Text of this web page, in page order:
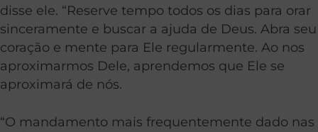
disse ele. “Reserve tempo todos os dias para orar
sinceramente e buscar a ajuda de Deus. Abra seu
coração e mente para Ele regularmente. Ao nos
aproximarmos Dele, aprendemos que Ele se
aproximará de nós.
“O mandamento mais frequentemente dado nas